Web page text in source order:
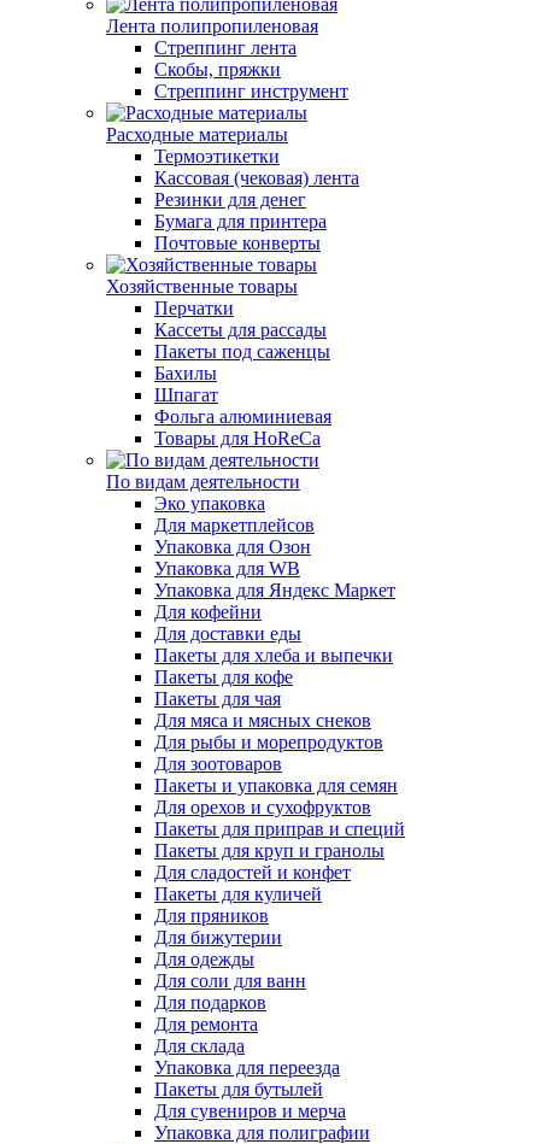
Лента полипропиленовая
Стреппинг лента
Скобы, пряжки
Стреппинг инструмент
Расходные материалы
Термоэтикетки
Кассовая (чековая) лента
Резинки для денег
Бумага для принтера
Почтовые конверты
Хозяйственные товары
Перчатки
Кассеты для рассады
Пакеты под саженцы
Бахилы
Шпагат
Фольга алюминиевая
Товары для HoReCa
По видам деятельности
Эко упаковка
Для маркетплейсов
Упаковка для Озон
Упаковка для WB
Упаковка для Яндекс Маркет
Для кофейни
Для доставки еды
Пакеты для хлеба и выпечки
Пакеты для кофе
Пакеты для чая
Для мяса и мясных снеков
Для рыбы и морепродуктов
Для зоотоваров
Пакеты и упаковка для семян
Для орехов и сухофруктов
Пакеты для приправ и специй
Пакеты для круп и гранолы
Для сладостей и конфет
Пакеты для куличей
Для пряников
Для бижутерии
Для одежды
Для соли для ванн
Для подарков
Для ремонта
Для склада
Упаковка для переезда
Пакеты для бутылей
Для сувениров и мерча
Упаковка для полиграфии